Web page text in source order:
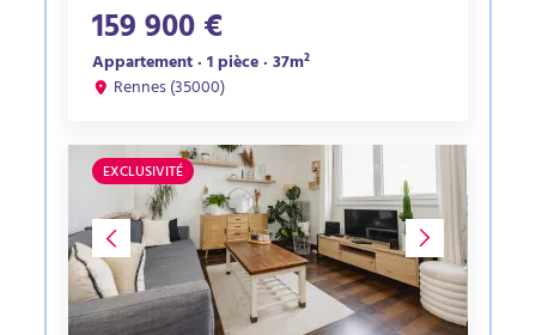
159 900 €
Appartement · 1 pièce · 37m²
Rennes (35000)
EXCLUSIVITÉ